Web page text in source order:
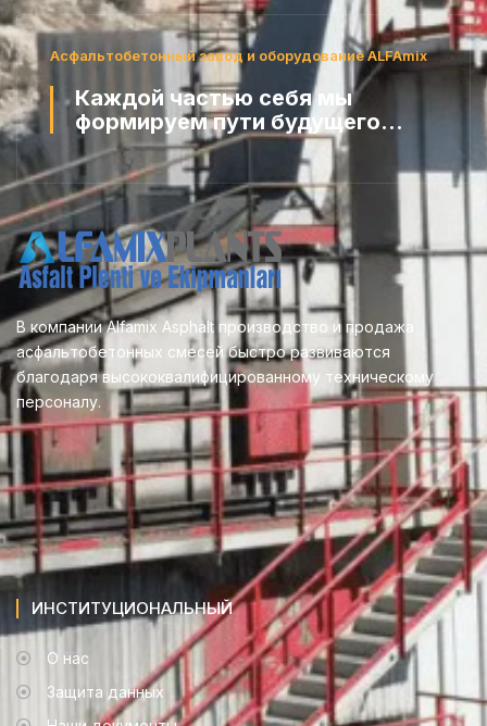
Асфальтобетонный завод и оборудование ALFAmix
Каждой частью себя мы
формируем пути будущего...
В компании Alfamix Asphalt производство и продажа
асфальтобетонных смесей быстро развиваются
благодаря высококвалифицированному техническому
персоналу.
ИНСТИТУЦИОНАЛЬНЫЙ
О нас
Защита данных